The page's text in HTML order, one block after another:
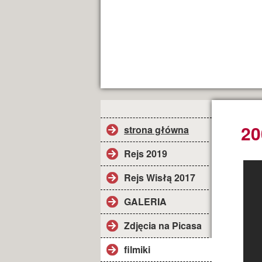
strona główna
Rejs 2019
Rejs Wisłą 2017
GALERIA
Zdjęcia na Picasa
filmiki